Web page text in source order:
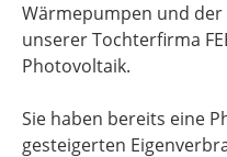
Wärmepumpen und
unserer Tochterfirma
Photovoltaik.
Sie haben bereits eine
gesteigerten